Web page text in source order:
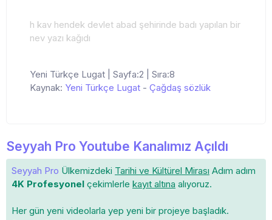
h kav hendek devlet abad şehirinde badı yapılan bir
nev yazı kağıdı
Yeni Türkçe Lugat | Sayfa:2 | Sıra:8
Kaynak: Yeni Türkçe Lugat - Çağdaş sözlük
Seyyah Pro Youtube Kanalımız Açıldı
Seyyah Pro Ülkemizdeki Tarihi ve Kültürel Mirası Adım adım
4K Profesyonel çekimlerle kayıt altına alıyoruz.
Her gün yeni videolarla yep yeni bir projeye başladık.